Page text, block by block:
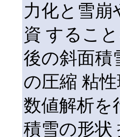
力化と雪崩
資 するこ
後の斜面積
の圧縮 粘
数値解析を
積雪の形状